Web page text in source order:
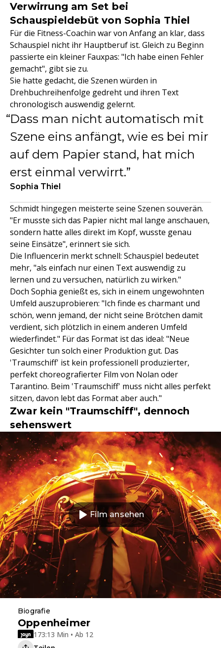
Verwirrung am Set bei
Schauspieldebüt von Sophia Thiel
Für die Fitness-Coachin war von Anfang an klar, dass
Schauspiel nicht ihr Hauptberuf ist. Gleich zu Beginn
passierte ein kleiner Fauxpas: "Ich habe einen Fehler
gemacht", gibt sie zu.
Sie hatte gedacht, die Szenen würden in
Drehbuchreihenfolge gedreht und ihren Text
chronologisch auswendig gelernt.
Dass man nicht automatisch mit
Szene eins anfängt, wie es bei mir
auf dem Papier stand, hat mich
erst einmal verwirrt.
Sophia Thiel
Schmidt hingegen meisterte seine Szenen souverän.
"Er musste sich das Papier nicht mal lange anschauen,
sondern hatte alles direkt im Kopf, wusste genau
seine Einsätze", erinnert sie sich.
Die Influencerin merkt schnell: Schauspiel bedeutet
mehr, "als einfach nur einen Text auswendig zu
lernen und zu versuchen, natürlich zu wirken."
Doch Sophia genießt es, sich in einem ungewohnten
Umfeld auszuprobieren: "Ich finde es charmant und
schön, wenn jemand, der nicht seine Brötchen damit
verdient, sich plötzlich in einem anderen Umfeld
wiederfindet." Für das Format ist das ideal: "Neue
Gesichter tun solch einer Produktion gut. Das
'Traumschiff' ist kein professionell produzierter,
perfekt choreografierter Film von Nolan oder
Tarantino. Beim 'Traumschiff' muss nicht alles perfekt
sitzen, davon lebt das Format aber auch."
Zwar kein "Traumschiff", dennoch
sehenswert
Film ansehen
Biografie
Oppenheimer
173:13 Min • Ab 12